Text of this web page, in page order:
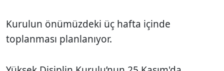
Kurulun önümüzdeki üç hafta içinde
toplanması planlanıyor.